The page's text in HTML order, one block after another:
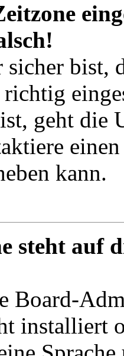
bist,
richtig
geht die
kann.
steht auf
Board-
installiert